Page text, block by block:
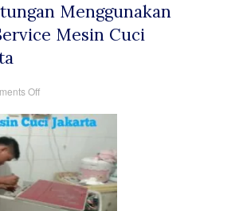
Menggunakan
Mesin Cuci
Offon
Ahli
Service
Mesin
Jakarta